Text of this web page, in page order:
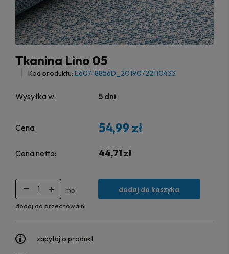
Tkanina Lino 05
Kod produktu: E607-8856D_20190722110433
Wysyłka w: 5 dni
Cena: 54,99 zł
Cena netto: 44,71 zł
mb dodaj do koszyka
dodaj do przechowalni
zapytaj o produkt